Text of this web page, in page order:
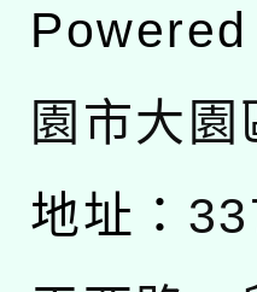
園市大
地址：